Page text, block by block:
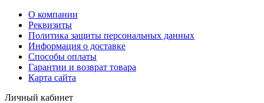
О компании
Реквизиты
Политика защиты персональных данных
Информация о доставке
Способы оплаты
Гарантии и возврат товара
Карта сайта
Личный кабинет